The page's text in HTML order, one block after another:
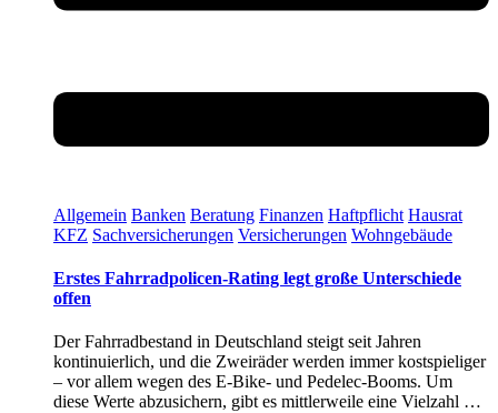
Allgemein Banken Beratung Finanzen Haftpflicht Hausrat
KFZ Sachversicherungen Versicherungen Wohngebäude
Erstes Fahrradpolicen-Rating legt große Unterschiede
offen
Der Fahrradbestand in Deutschland steigt seit Jahren
kontinuierlich, und die Zweiräder werden immer kostspieliger
– vor allem wegen des E-Bike- und Pedelec-Booms. Um
diese Werte abzusichern, gibt es mittlerweile eine Vielzahl …